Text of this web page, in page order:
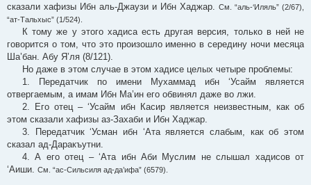
сказали хафизы Ибн аль-Джаузи и Ибн Хаджар.
См. “аль-‘Иляль” (2/67),
“ат-Тальхыс” (1/524).
К тому же у этого хадиса есть другая версия, только в ней не
говорится о том, что это произошло именно в середину ночи месяца
Ша’бан. Абу Я’ля (8/121).
Но даже в этом случае в этом хадисе целых четыре проблемы:
1. Передатчик по имени Мухаммад ибн ‘Усайм является
отвергаемым, а имам Ибн Ма’ин его обвинял даже во лжи.
2. Его отец – ‘Усайм ибн Касир является неизвестным, как об
этом сказали хафизы аз-Захаби и Ибн Хаджар.
3. Передатчик ‘Усман ибн ‘Ата является слабым, как об этом
сказал ад-Даракъутни.
4. А его отец – ‘Ата ибн Аби Муслим не слышал хадисов от
‘Аиши.
См. “ас-Сильсиля ад-да’ифа” (6579).